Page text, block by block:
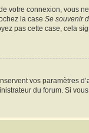
votre connexion, vous
la case Se souvenir
pas cette case, cela
vos paramètres
du forum. Si